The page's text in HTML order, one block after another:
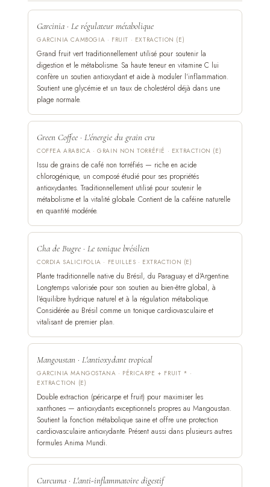
Garcinia · Le régulateur métabolique
GARCINIA CAMBOGIA · FRUIT · EXTRACTION (E)
Grand fruit vert traditionnellement utilisé pour soutenir la
digestion et le métabolisme. Sa haute teneur en vitamine C lui
confère un soutien antioxydant et aide à moduler l'inflammation.
Soutient une glycémie et un taux de cholestérol déjà dans une
plage normale.
Green Coffee · L'énergie du grain cru
COFFEA ARABICA · GRAIN NON TORRÉFIÉ · EXTRACTION (E)
Issu de grains de café non torréfiés — riche en acide
chlorogénique, un composé étudié pour ses propriétés
antioxydantes. Traditionnellement utilisé pour soutenir le
métabolisme et la vitalité globale. Contient de la caféine naturelle
en quantité modérée.
Cha de Bugre · Le tonique brésilien
CORDIA SALICIFOLIA · FEUILLES · EXTRACTION (E)
Plante traditionnelle native du Brésil, du Paraguay et d'Argentine.
Longtemps valorisée pour son soutien au bien-être global, à
l'équilibre hydrique naturel et à la régulation métabolique.
Considérée au Brésil comme un tonique cardiovasculaire et
vitalisant de premier plan.
Mangoustan · L'antioxydant tropical
GARCINIA MANGOSTANA · PÉRICARPE + FRUIT * ·
EXTRACTION (E)
Double extraction (péricarpe et fruit) pour maximiser les
xanthones — antioxydants exceptionnels propres au Mangoustan.
Soutient la fonction métabolique saine et offre une protection
cardiovasculaire antioxydante. Présent aussi dans plusieurs autres
formules Anima Mundi.
Curcuma · L'anti-inflammatoire digestif